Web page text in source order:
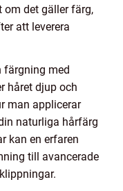
om det gäller färg,
att leverera
färgning med
håret djup och
man applicerar
naturliga hårfärg
kan en erfaren
till avancerade